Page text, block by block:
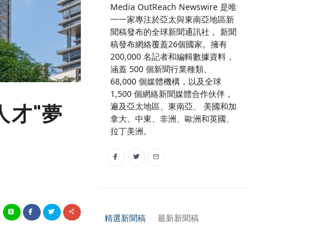
才"夢
Media OutReach Newswire 是唯
一一家專注於亞太與東南亞地區新
聞稿發布的全球新聞通訊社， 新聞
稿發布網絡覆蓋26個國家。擁有
200,000 名記者和編輯數據資料，
涵蓋 500 個新聞行業種類、
68,000 個媒體機構，以及全球
1,500 個網絡新聞媒體合作伙伴，
遍及亞太地區、東南亞、 美國和加
拿大、中東、非洲、歐洲和英國、
拉丁美洲。
精選新聞稿 最新新聞稿